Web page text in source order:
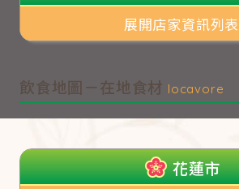
展開店家資訊列表
飲食地圖－在地食材 locavore
花蓮市